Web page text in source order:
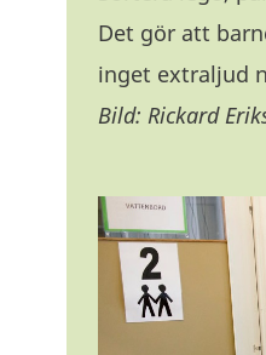
Det gör att
inget extraljud
Bild: Rickard